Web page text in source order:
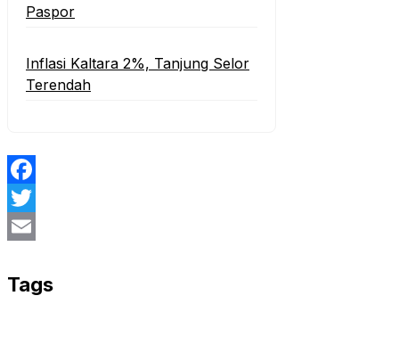
Paspor
Inflasi Kaltara 2%, Tanjung Selor
Terendah
Facebook
Twitter
Tags